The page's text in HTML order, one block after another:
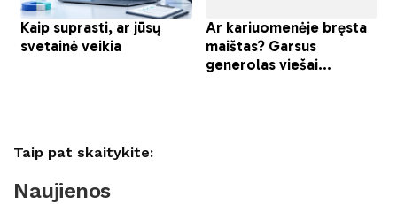
Taip pat skaitykite:
Naujienos